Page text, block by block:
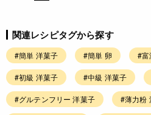
関連レシピタグから探す
#簡単 洋菓子 #簡単 卵 #富
#初級 洋菓子 #中級 洋菓子
#グルテンフリー 洋菓子 #薄力粉